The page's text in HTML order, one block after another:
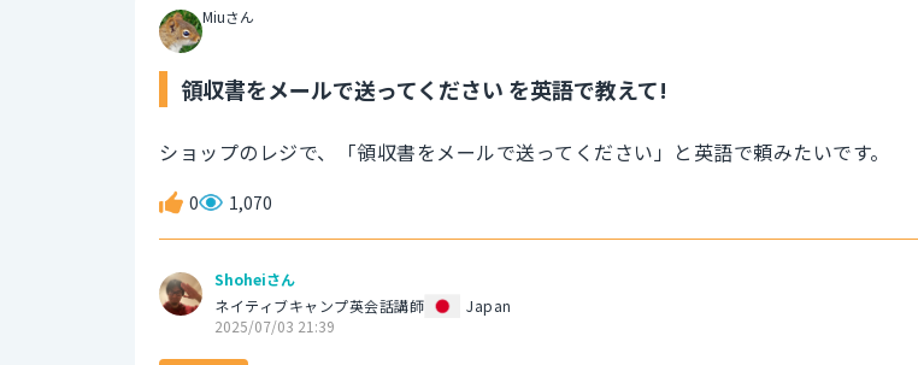
Miuさん
領収書をメールで送ってください を英語で教えて!
ショップのレジで、「領収書をメールで送ってください」と英語で頼みたいです。
0 1,070
Shoheiさん
ネイティブキャンプ英会話講師
Japan
2025/07/03 21:39